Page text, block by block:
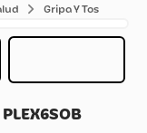
Gripa Y Tos